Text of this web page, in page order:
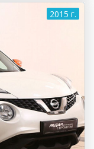
2015 г.